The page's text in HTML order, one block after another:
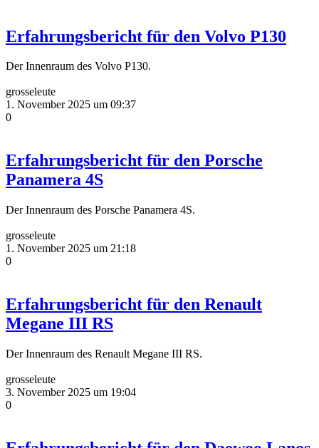
Erfahrungsbericht für den Volvo P130
Der Innenraum des Volvo P130.
grosseleute
1. November 2025 um 09:37
0
Erfahrungsbericht für den Porsche
Panamera 4S
Der Innenraum des Porsche Panamera 4S.
grosseleute
1. November 2025 um 21:18
0
Erfahrungsbericht für den Renault
Megane III RS
Der Innenraum des Renault Megane III RS.
grosseleute
3. November 2025 um 19:04
0